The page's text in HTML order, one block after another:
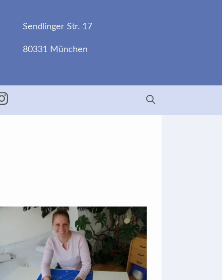
Sendlinger Str. 17
80331 München
Insta